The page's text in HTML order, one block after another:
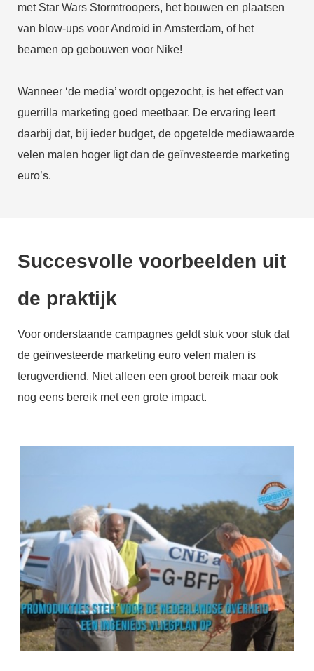
met Star Wars Stormtroopers, het bouwen en plaatsen
van blow-ups voor Android in Amsterdam, of het
beamen op gebouwen voor Nike!
Wanneer ‘de media’ wordt opgezocht, is het effect van
guerrilla marketing goed meetbaar. De ervaring leert
daarbij dat, bij ieder budget, de opgetelde mediawaarde
velen malen hoger ligt dan de geïnvesteerde marketing
euro’s.
Succesvolle voorbeelden uit
de praktijk
Voor onderstaande campagnes geldt stuk voor stuk dat
de geïnvesteerde marketing euro velen malen is
terugverdiend. Niet alleen een groot bereik maar ook
nog eens bereik met een grote impact.